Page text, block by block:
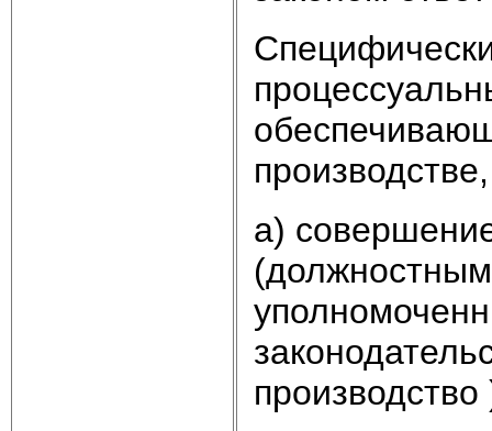
а)
производство